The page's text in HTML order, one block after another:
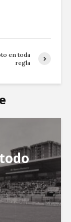
en toda
regla